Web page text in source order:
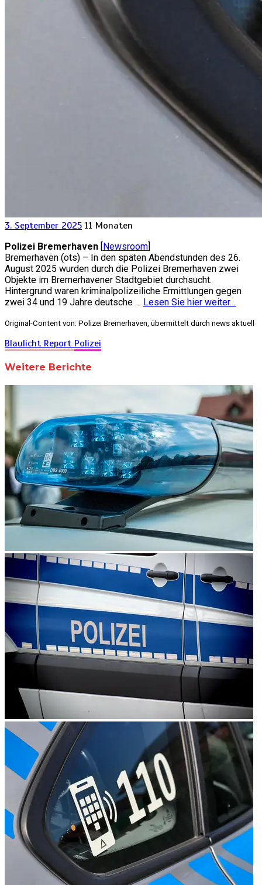
3. September 2025 11 Monaten
Polizei Bremerhaven [Newsroom]
Bremerhaven (ots) – In den späten Abendstunden des 26.
August 2025 wurden durch die Polizei Bremerhaven zwei
Objekte im Bremerhavener Stadtgebiet durchsucht.
Hintergrund waren kriminalpolizeiliche Ermittlungen gegen
zwei 34 und 19 Jahre deutsche … Lesen Sie hier weiter…
Original-Content von: Polizei Bremerhaven, übermittelt durch news aktuell
Blaulicht Report Polizei
Weitere Berichte